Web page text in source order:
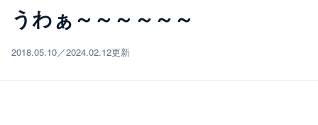
海
水
魚
FISH
うわぁ～～～～～～
2018.05.10／2024.02.12更新